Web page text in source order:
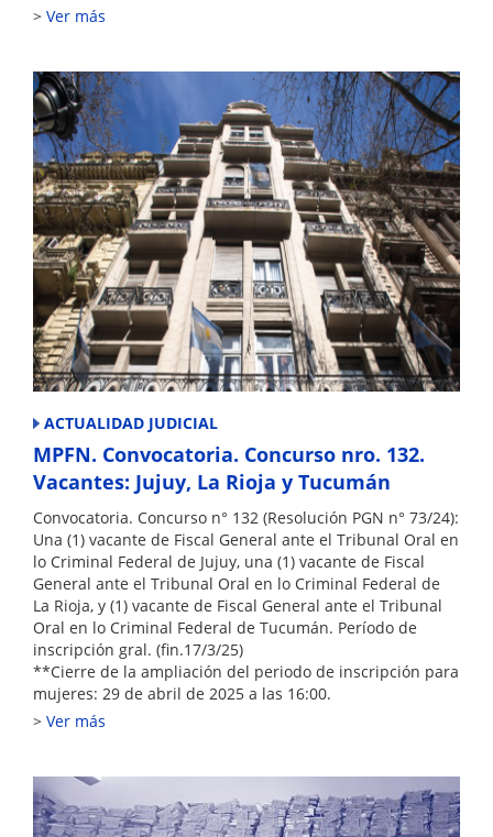
Ver más
ACTUALIDAD JUDICIAL
MPFN. Convocatoria. Concurso nro. 132.
Vacantes: Jujuy, La Rioja y Tucumán
Convocatoria. Concurso n° 132 (Resolución PGN n° 73/24):
Una (1) vacante de Fiscal General ante el Tribunal Oral en
lo Criminal Federal de Jujuy, una (1) vacante de Fiscal
General ante el Tribunal Oral en lo Criminal Federal de
La Rioja, y (1) vacante de Fiscal General ante el Tribunal
Oral en lo Criminal Federal de Tucumán. Período de
inscripción gral. (fin.17/3/25)
**Cierre de la ampliación del periodo de inscripción para
mujeres: 29 de abril de 2025 a las 16:00.
Ver más